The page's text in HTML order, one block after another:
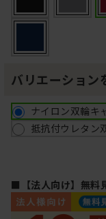
バリエーション
ナイロン双輪キ
抵抗付ウレタン
■【法人向け】無料